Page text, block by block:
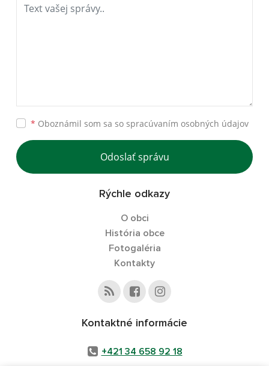
* Oboznámil som sa so spracúvaním osobných údajov
Odoslať správu
Rýchle odkazy
O obci
História obce
Fotogaléria
Kontakty
Kontaktné informácie
+421 34 658 92 18